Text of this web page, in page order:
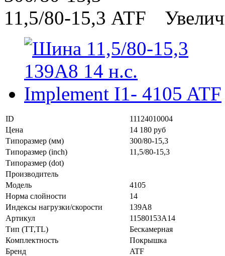
ID
11124010004
Цена
14 180 руб
Типоразмер (мм)
300/80-15,3
Типоразмер (inch)
11,5/80-15,3
Типоразмер (dot)
Производитель
Модель
4105
Норма слойности
14
Индексы нагрузки/скорости
139А8
Артикул
11580153A14
Тип (TT,TL)
Бескамерная
Комплектность
Покрышка
Бренд
ATF